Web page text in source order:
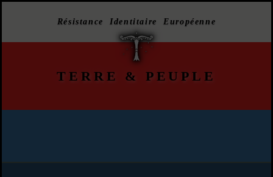
Résistance Identitaire Européenne
TERRE & PEUPLE